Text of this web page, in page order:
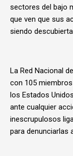
sectores del bajo
que ven que sus
siendo
La Red Nacional
con 105
los Estados
ante cualquier
inescrupulosos
para denunciarlas